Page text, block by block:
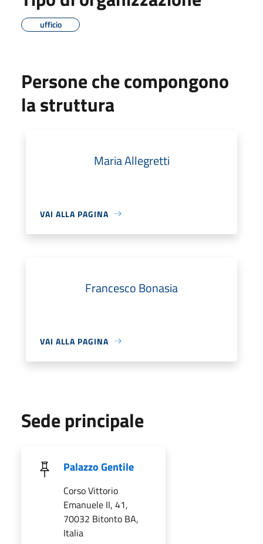
ufficio
Persone che compongono
la struttura
Maria Allegretti
VAI ALLA PAGINA
Francesco Bonasia
VAI ALLA PAGINA
Sede principale
Palazzo Gentile
Corso Vittorio
Emanuele II, 41,
70032 Bitonto BA,
Italia